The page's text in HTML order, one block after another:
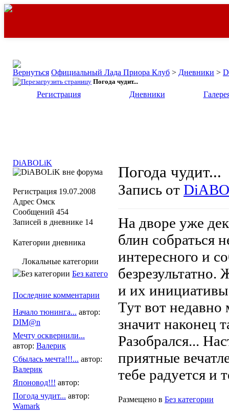
Официальный Лада Приора Клуб > Дневники >
Погода чудит...
Регистрация Дневники
Погода чудит...
Запись от
На дворе уже
блин собраться
интересного и
и их
Тут вот недавно
значит наконец
Разобрался...
приятные
тебе радуется и
Размещено в Без категории
DiABOLiK
Регистрация 19.07.2008
Адрес Омск
Сообщений 454
Записей в дневнике 14
Категории дневника
Локальные категории
Без категории
Последние комментарии
Начало тюнинга... автор:
DIM@n
Мечту осквернили...
автор: Валерик
Сбылась мечта!!!... автор:
Валерик
Японовод!!! автор:
Погода чудит... автор:
Wamark